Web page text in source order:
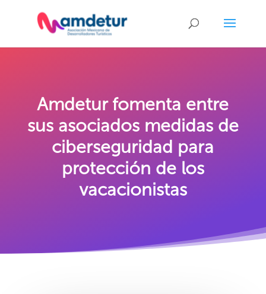
Amdetur fomenta entre
sus asociados medidas de
ciberseguridad para
protección de los
vacacionistas